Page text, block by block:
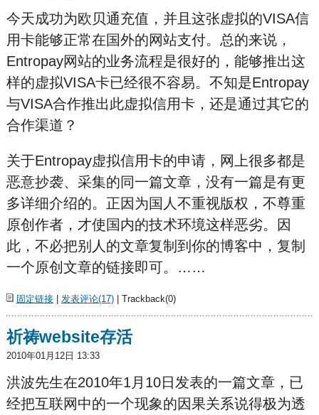
今天成功为欧贝通充值，并且这张虚拟的VISA信
用卡能够正常在国外的网站支付。总的来说，
Entropay网站的业务流程是很好的，能够推出这
样的虚拟VISA卡已经很不容易。不知是Entropay
与VISA合作推出此虚拟信用卡，还是通过其它的
合作渠道？
关于Entropay虚拟信用卡的申请，网上很多都是
恶意抄袭、采集的同一篇文章，没有一篇是有更
多详细介绍的。正因为国人不重视版权，不尊重
原创作者，才使国内的技术环境这样恶劣。因
此，不必把别人的文章复制到你的博客中，复制
一个原创文章的链接即可。……
固定链接| 发表评论(17)| Trackback(0)
祈祷website存活
2010年01月12日 13:33
洪波先生在2010年1月10日发表的一篇文章，已
经把互联网中的一个现象的因果关系说得极为透